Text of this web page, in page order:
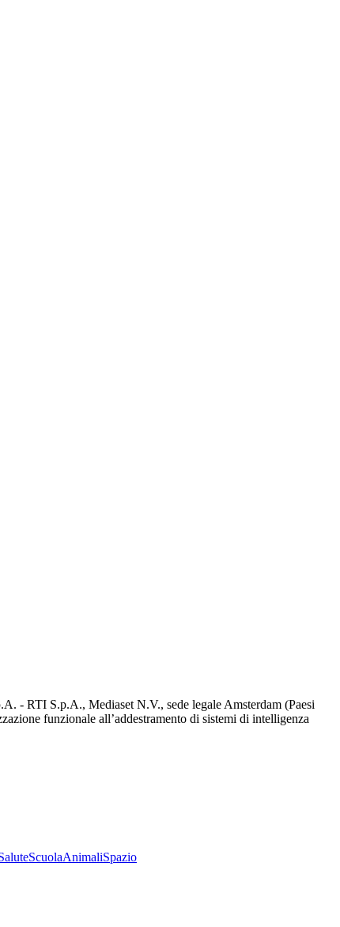
- RTI S.p.A., Mediaset N.V., sede legale Amsterdam (Paesi
funzionale all’addestramento di sistemi di intelligenza
ScuolaAnimaliSpazio